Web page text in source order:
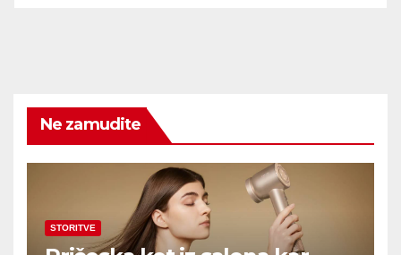
Ne zamudite
STORITVE